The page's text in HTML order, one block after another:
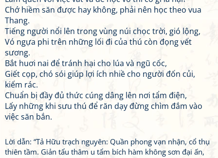
Chớ hiềm săn được hay không, phải nên học theo vua
Thang.
Tiếng người nổi lên trong vùng núi chọc trời, gió lộng,
Vó ngựa phi trên những lối đi của thú còn đọng vết
sương.
Bắt huơi nai để tránh hại cho lúa và ngũ cốc,
Giết cọp, chó sói giúp lợi ích nhiề cho người đốn củi,
kiếm rác.
Chuẩn bị đầy đủ thức cúng dâng lên nơi tẩm điện,
Lấy những khi sưu thú để răn dạy đừng chìm đắm vào
việc săn bắn.
Lời dẫn: “Tả Hữu trạch nguyên: Quần phong vạn nhận, cổ thụ
thiên tầm. Giản tẩu thâm u tẩm bích hàm không sơn đại ấn,